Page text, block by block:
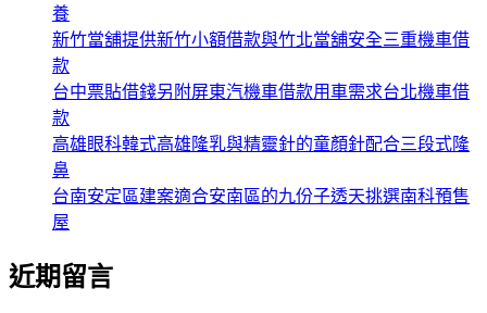
養
新竹當舖提供新竹小額借款與竹北當舖安全三重機車借
款
台中票貼借錢另附屏東汽機車借款用車需求台北機車借
款
高雄眼科韓式高雄隆乳與精靈針的童顏針配合三段式隆
鼻
台南安定區建案適合安南區的九份子透天挑選南科預售
屋
近期留言